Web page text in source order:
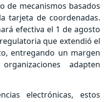
de mecanismos basados
tarjeta de coordenadas.
efectiva el 1 de agosto
que extendió el
entregando un margen
adapten
electrónicas, estos